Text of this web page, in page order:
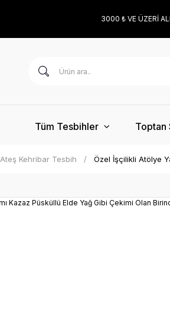
3000 ₺ VE ÜZERİ
Tüm Tesbihler Toptan
Ateş Kehribar Tesbih Özel İşçilikli Atölye